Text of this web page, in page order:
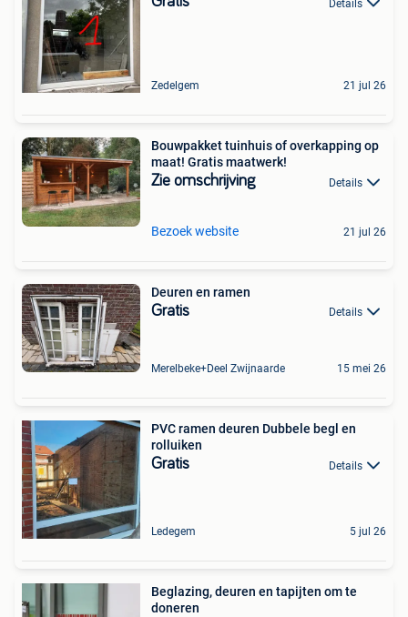
Details
Zedelgem 21 jul 26
Bouwpakket tuinhuis of overkapping op
maat! Gratis maatwerk!
Zie omschrijving Details
Bezoek website 21 jul 26
Deuren en ramen
Gratis Details
Merelbeke+Deel Zwijnaarde 15 mei 26
PVC ramen deuren Dubbele begl en
rolluiken
Gratis Details
Ledegem 5 jul 26
Beglazing, deuren en tapijten om te
doneren